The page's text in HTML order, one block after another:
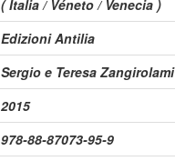
( Italia / Véneto / Venecia )
Edizioni Antilia
Sergio e Teresa Zangirolami
2015
978-88-87073-95-9